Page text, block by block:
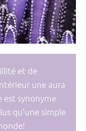
et de
une aura
est synonyme
qu’une simple